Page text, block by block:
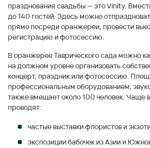
празднования свадьбы — это Vinity.
до 140 гостей. Здесь можно
прямо посреди оранжереи, провести
регистрацию и фотосессию.
В оранжерее Таврического сада можно
на должном уровне организовать
концерт, праздник или фотосессию.
профессиональным оборудованием,
также вмещает около 100 человек. Чаще
проводят:
частые выставки флористов и
экспозиции бабочек из Азии и